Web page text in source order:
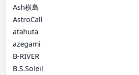
Ash横島
AstroCall
atahuta
azegami
B-RIVER
B.S.Soleil